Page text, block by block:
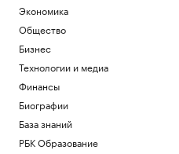
Экономика
Общество
Бизнес
Технологии и медиа
Финансы
Биографии
База знаний
РБК Образование